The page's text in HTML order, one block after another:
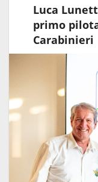
Luca
primo
Carabinieri